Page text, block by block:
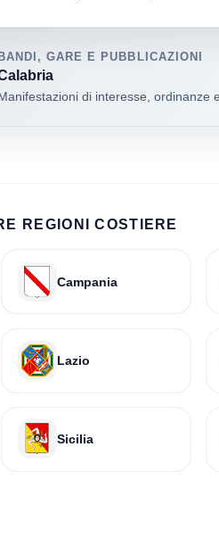
BANDI, GARE E PUBBLICAZIONI
di interesse, ordinanze
REGIONI COSTIERE
Campania
Lazio
Sicilia